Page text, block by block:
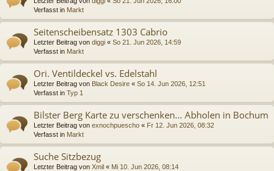
Verfasst in Markt
Seitenscheibensatz 1303 Cabrio
Letzter Beitrag von diggi « So 21. Jun 2026, 14:59
Verfasst in Markt
Ori. Ventildeckel vs. Edelstahl
Letzter Beitrag von Black Desire « So 14. Jun 2026, 12:51
Verfasst in Typ 1
Bilster Berg Karte zu verschenken… Abholen in Bochum
Letzter Beitrag von exnochpuescho « Fr 12. Jun 2026, 08:32
Verfasst in Markt
Suche Sitzbezug
Letzter Beitrag von Xmil « Mi 10. Jun 2026, 08:14